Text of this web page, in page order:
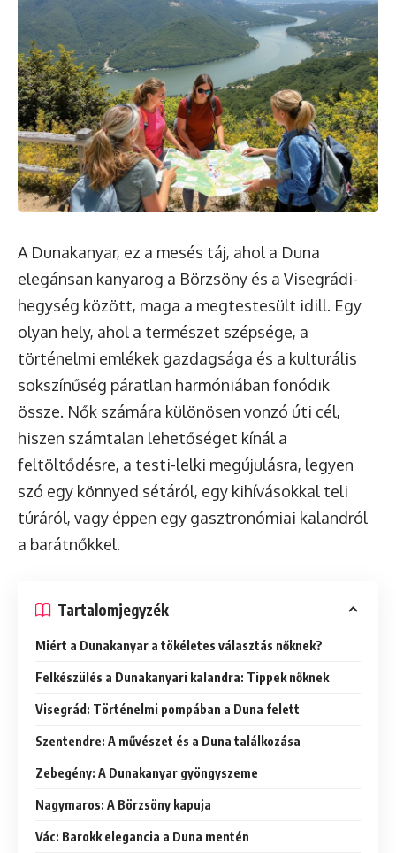
A Dunakanyar, ez a mesés táj, ahol a Duna
elegánsan kanyarog a Börzsöny és a Visegrádi-
hegység között, maga a megtestesült idill. Egy
olyan hely, ahol a természet szépsége, a
történelmi emlékek gazdagsága és a kulturális
sokszínűség páratlan harmóniában fonódik
össze. Nők számára különösen vonzó úti cél,
hiszen számtalan lehetőséget kínál a
feltöltődésre, a testi-lelki megújulásra, legyen
szó egy könnyed sétáról, egy kihívásokkal teli
túráról, vagy éppen egy gasztronómiai kalandról
a barátnőkkel.
Tartalomjegyzék
Miért a Dunakanyar a tökéletes választás nőknek?
Felkészülés a Dunakanyari kalandra: Tippek nőknek
Visegrád: Történelmi pompában a Duna felett
Szentendre: A művészet és a Duna találkozása
Zebegény: A Dunakanyar gyöngyszeme
Nagymaros: A Börzsöny kapuja
Vác: Barokk elegancia a Duna mentén